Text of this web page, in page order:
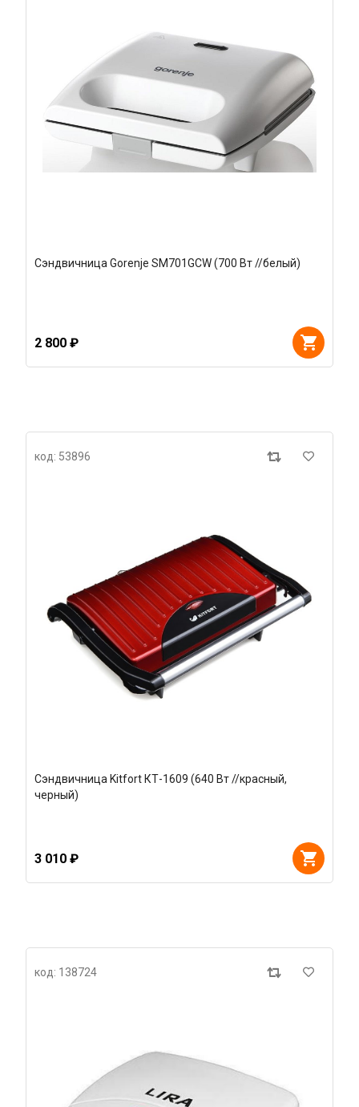
Сэндвичница Gorenje SM701GCW (700 Вт //белый)
2 800 ₽
код: 53896
Сэндвичница Kitfort КТ-1609 (640 Вт //красный,
черный)
3 010 ₽
код: 138724